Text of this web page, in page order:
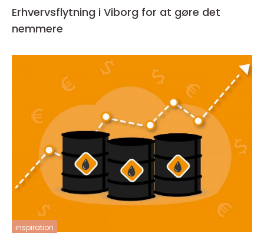
Erhvervsflytning i Viborg for at gøre det
nemmere
inspiration